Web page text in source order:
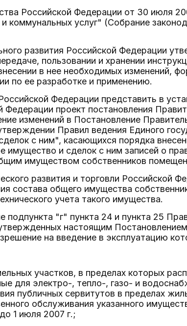
Российской Федерации от 30 июля
коммунальных услуг" (Собрание
развития Российской Федерации
пользовании и хранении
в нее необходимых изменений,
по ее разработке и применению.
Федерации представить в
Федерации проект постановления
изменений в Постановление
Правил ведения Единого
с ним", касающихся порядка
имущество и сделок с ним записей о
имуществом собственников
развития и торговли Российской
состава общего имущества
учета такого имущества.
подпункта "г" пункта 24 и пункта 25
настоящим
на введение в эксплуатацию
участков, в пределах которых
для электро-, тепло-, газо- и
публичных сервитутов в пределах
обслуживания указанного
1 июля 2007 г.;